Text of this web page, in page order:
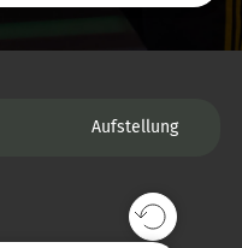
Aufstellung